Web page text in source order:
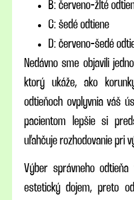
B: červeno-žlté
C: šedé odtiene
D: červeno-šedé
Nedávno sme objavili
ktorý ukáže, ako
odtieňoch ovplyvnia váš
pacientom lepšie si
uľahčuje rozhodovanie pri
Výber správneho odtieňa
estetický dojem, preto